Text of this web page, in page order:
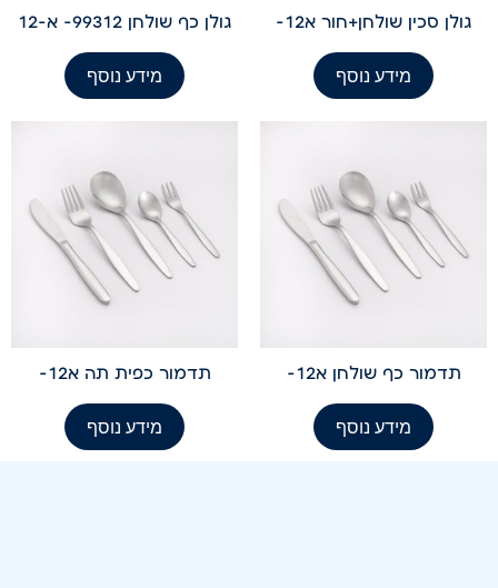
גולן סכין שולחן+חור א12-
מידע נוסף
גולן כף שולחן 99312- א-12
מידע נוסף
תדמור כף שולחן א12-
מידע נוסף
תדמור כפית תה א12-
מידע נוסף